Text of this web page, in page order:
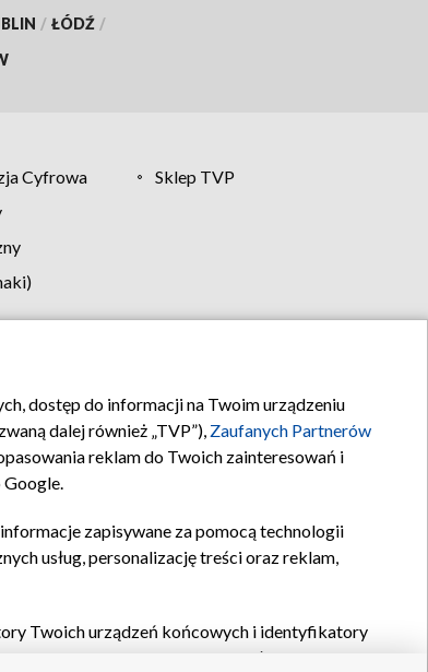
/ ŁÓDŹ /
Cyfrowa
Sklep TVP
Kontakt
dostęp do informacji na Twoim urządzeniu
dalej również „TVP”), Zaufanych Partnerów
reklam do Twoich zainteresowań i
Google.
zapisywane za pomocą technologii
usług, personalizację treści oraz reklam,
Twoich urządzeń końcowych i identyfikatory
oraz pozostałych